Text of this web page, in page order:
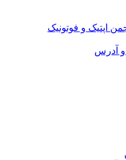
و فوتونیک
آدرس